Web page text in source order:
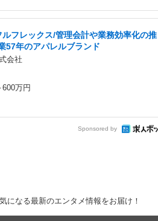
フレックス/管理会計や業務効率化の推
57年のアパレルブランド
会社
万円
Sponsored by
になる最新のエンタメ情報をお届け！